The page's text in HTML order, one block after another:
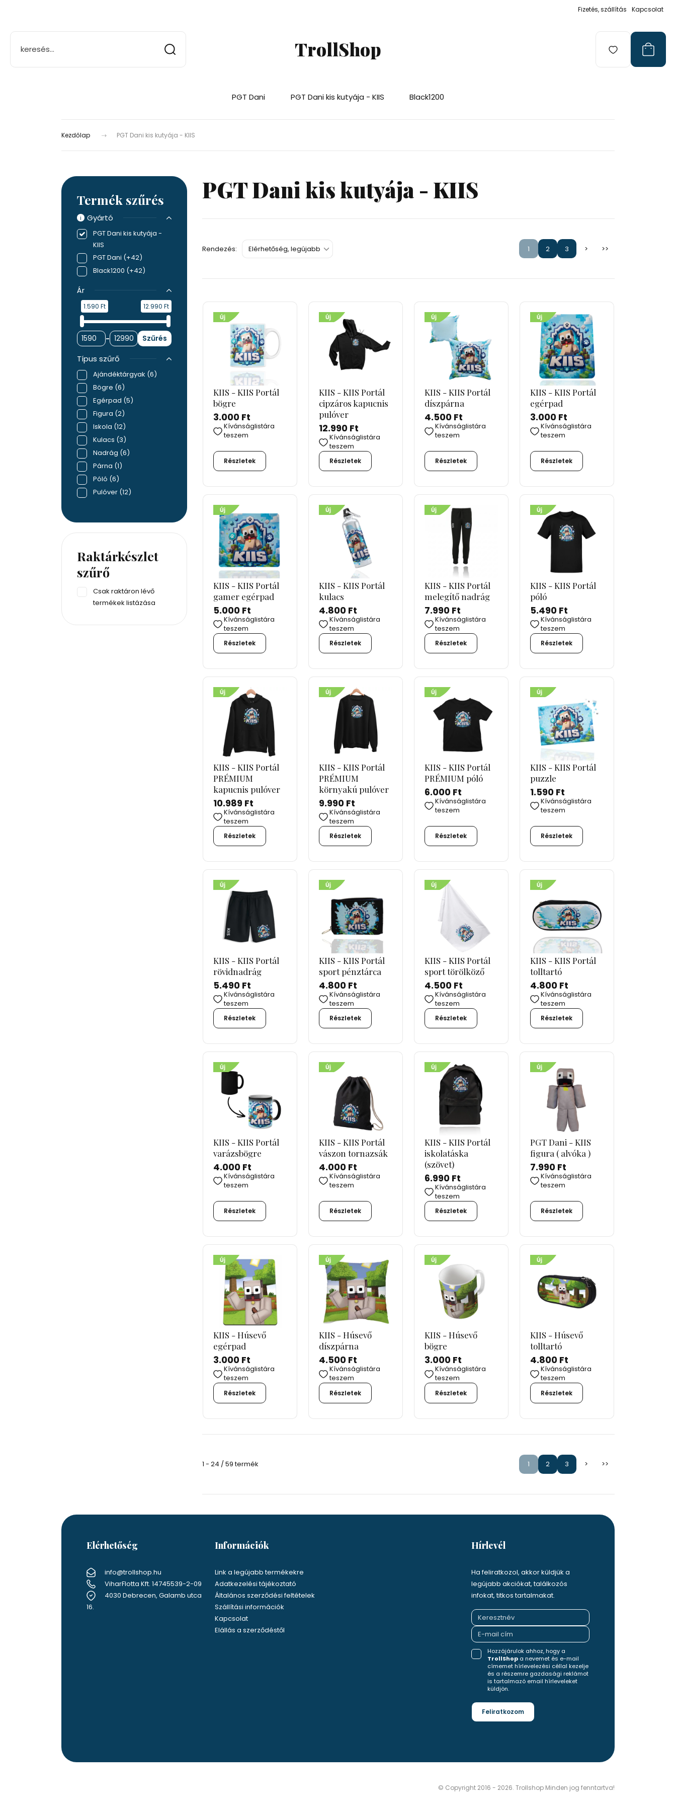
Fizetés, szállítás Kapcsolat
TrollShop
PGT Dani PGT Dani kis kutyája - KIIS Black1200
Kezdőlap PGT Dani kis kutyája - KIIS
PGT Dani kis kutyája - KIIS
Rendezés: 1 2 3 > >>
KIIS - KIIS Portál
bögre
3.000 Ft
Kívánságlistára
teszem
Részletek
KIIS - KIIS Portál
cipzáros kapucnis
pulóver
12.990 Ft
Kívánságlistára
teszem
Részletek
KIIS - KIIS Portál
díszpárna
4.500 Ft
Kívánságlistára
teszem
Részletek
KIIS - KIIS Portál
egérpad
3.000 Ft
Kívánságlistára
teszem
Részletek
KIIS - KIIS Portál
gamer egérpad
5.000 Ft
Kívánságlistára
teszem
Részletek
KIIS - KIIS Portál
kulacs
4.800 Ft
Kívánságlistára
teszem
Részletek
KIIS - KIIS Portál
melegítő nadrág
7.990 Ft
Kívánságlistára
teszem
Részletek
KIIS - KIIS Portál
póló
5.490 Ft
Kívánságlistára
teszem
Részletek
KIIS - KIIS Portál
PRÉMIUM
kapucnis pulóver
10.989 Ft
Kívánságlistára
teszem
Részletek
KIIS - KIIS Portál
PRÉMIUM
környakú pulóver
9.990 Ft
Kívánságlistára
teszem
Részletek
KIIS - KIIS Portál
PRÉMIUM póló
6.000 Ft
Kívánságlistára
teszem
Részletek
KIIS - KIIS Portál
puzzle
1.590 Ft
Kívánságlistára
teszem
Részletek
KIIS - KIIS Portál
rövidnadrág
5.490 Ft
Kívánságlistára
teszem
Részletek
KIIS - KIIS Portál
sport pénztárca
4.800 Ft
Kívánságlistára
teszem
Részletek
KIIS - KIIS Portál
sport törölköző
4.500 Ft
Kívánságlistára
teszem
Részletek
KIIS - KIIS Portál
tolltartó
4.800 Ft
Kívánságlistára
teszem
Részletek
KIIS - KIIS Portál
varázsbögre
4.000 Ft
Kívánságlistára
teszem
Részletek
KIIS - KIIS Portál
vászon tornazsák
4.000 Ft
Kívánságlistára
teszem
Részletek
KIIS - KIIS Portál
iskolatáska
(szövet)
6.990 Ft
Kívánságlistára
teszem
Részletek
PGT Dani - KIIS
figura ( alvóka )
7.990 Ft
Kívánságlistára
teszem
Részletek
KIIS - Húsevő
egérpad
3.000 Ft
Kívánságlistára
teszem
Részletek
KIIS - Húsevő
díszpárna
4.500 Ft
Kívánságlistára
teszem
Részletek
KIIS - Húsevő
bögre
3.000 Ft
Kívánságlistára
teszem
Részletek
KIIS - Húsevő
tolltartó
4.800 Ft
Kívánságlistára
teszem
Részletek
1 2 3 > >>
1 - 24 / 59 termék
Termék szűrés
i Gyártó
PGT Dani kis kutyája -
KIIS
PGT Dani (+42)
Black1200 (+42)
Ár
1.590 Ft 12.990 Ft
- Szűrés
Típus szűrő
Ajándéktárgyak (6)
Bögre (6)
Egérpad (5)
Figura (2)
Iskola (12)
Kulacs (3)
Nadrág (6)
Párna (1)
Póló (6)
Pulóver (12)
Raktárkészlet
szűrő
Csak raktáron lévő
termékek listázása
Elérhetőség
info@trollshop.hu
ViharFlotta Kft. 14745539-2-09
4030 Debrecen, Galamb utca
16.
Információk
Link a legújabb termékekre
Adatkezelési tájékoztató
Általános szerződési feltételek
Szállítási információk
Kapcsolat
Elállás a szerződéstől
Hírlevél
Ha feliratkozol, akkor küldjük a
legújabb akciókat, találkozós
infokat, titkos tartalmakat.
Hozzájárulok ahhoz, hogy a
TrollShop a nevemet és e-mail
címemet hírlevelezési céllal kezelje
és a részemre gazdasági reklámot
is tartalmazó email hírleveleket
küldjön.
Feliratkozom
© Copyright 2016 - 2026. Trollshop Minden jog fenntartva!